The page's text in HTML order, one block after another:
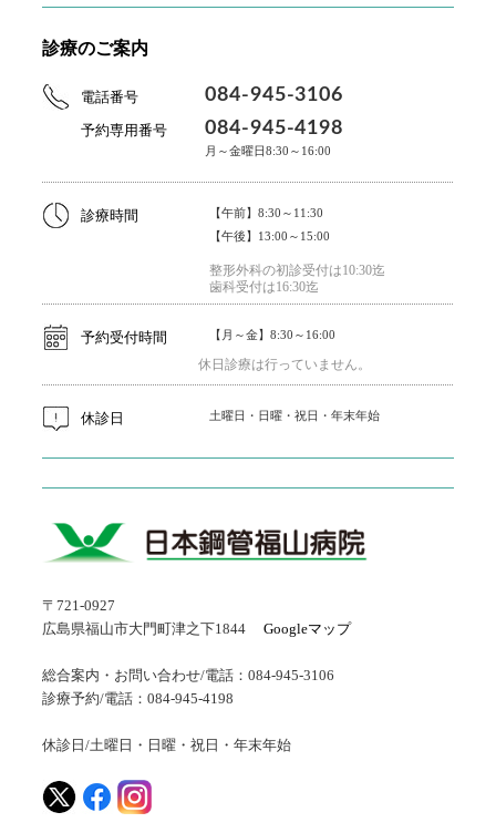
診療のご案内
電話番号 084-945-3106
予約専用番号 084-945-4198
月～金曜日8:30～16:00
診療時間
【午前】8:30～11:30
【午後】13:00～15:00
整形外科の初診受付は10:30迄
歯科受付は16:30迄
予約受付時間 【月～金】8:30～16:00
休日診療は行っていません。
休診日 土曜日・日曜・祝日・年末年始
〒721-0927
広島県福山市大門町津之下1844Googleマップ
総合案内・お問い合わせ/電話：084-945-3106
診療予約/電話：084-945-4198
休診日/土曜日・日曜・祝日・年末年始